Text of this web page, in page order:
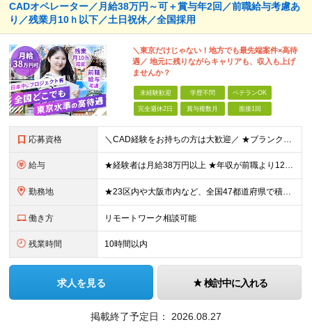
CADオペレーター／月給38万円～可＋賞与年2回／前職給与考慮あ
り／残業月10ｈ以下／土日祝休／全国採用
＼東京だけじゃない！地方でも最先端案件×高待
遇／ 地元に残りながらキャリアも、収入も上げ
ませんか？
未経験歓迎 学歴不問 ベテランOK
完全週休2日 賞与複数月 面接1回
応募資格 ＼CAD経験をお持ちの方は大歓迎／ ★ブランクがある方・スキルアップしたい方もOK！ ■人物重視の採用 ■転職回数不問 ■学歴不問 ＼こんな方にピッタリです／ ◆今よりもっとスキルを磨きたい ◆機
給与 ★経験者は月給38万円以上 ★年収が前職より120万円アップした実績あり ★前職の給与を最大限に考慮します！ 【経験者】 ■月給38万円～80万円＋各種手当＋賞与年2回 【未経験者/首都圏】 ■月
勤務地 ★23区内や大阪市内など、全国47都道府県で積極採用中！ ★直行直帰OK◎ ★U・Iターン歓迎 ★会社都合の転勤なし！ ご家族の転勤などに合わせた勤務先の変更はOK◎ ★大阪・東京・名古屋・福岡への引
働き方 リモートワーク相談可能
残業時間 10時間以内
求人を見る 検討中に入れる
掲載終了予定日： 2026.08.27